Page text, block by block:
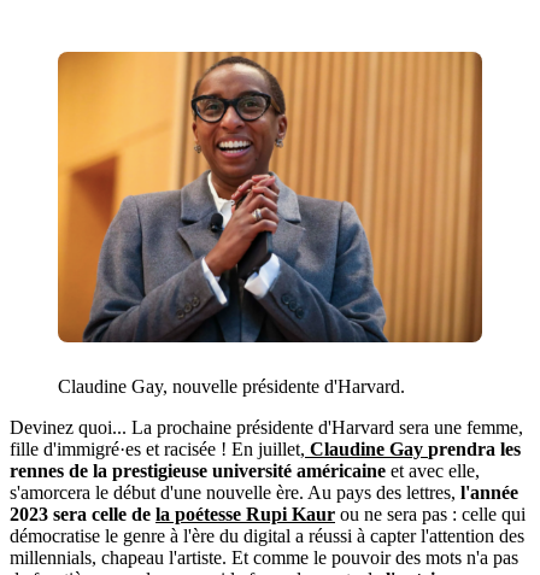
Claudine Gay, nouvelle présidente d'Harvard.
Devinez quoi... La prochaine présidente d'Harvard sera une femme,
fille d'immigré·es et racisée ! En juillet, Claudine Gay prendra les
rennes de la prestigieuse université américaine et avec elle,
s'amorcera le début d'une nouvelle ère. Au pays des lettres, l'année
2023 sera celle de la poétesse Rupi Kaur ou ne sera pas : celle qui
démocratise le genre à l'ère du digital a réussi à capter l'attention des
millennials, chapeau l'artiste. Et comme le pouvoir des mots n'a pas